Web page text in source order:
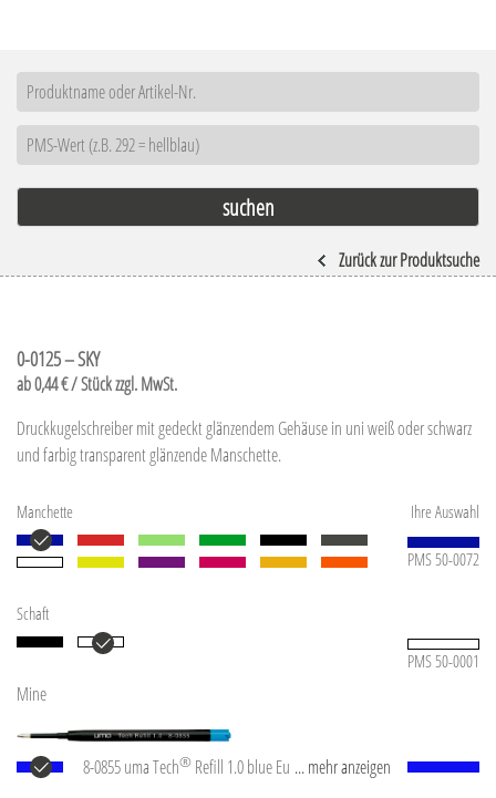
Zurück zur Produktsuche
0-0125 – SKY
ab 0,44 € / Stück zzgl. MwSt.
Druckkugelschreiber mit gedeckt glänzendem Gehäuse in uni weiß oder schwarz
und farbig transparent glänzende Manschette.
Ihre Auswahl
Manchette
PMS 50-0072
Schaft
PMS 50-0001
Mine
8-0855 uma Tech® Refill 1.0 blue Europäische
... mehr anzeigen